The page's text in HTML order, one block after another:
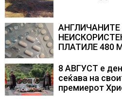
АНГЛИЧАНИТЕ
ПЛАТИЛЕ 480
само лекови
потребни
8 АВГУСТ е
сеќава на
премиерот